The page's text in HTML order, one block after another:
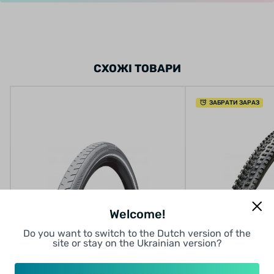
викликаного додатковою рушійною силою.
СХОЖІ ТОВАРИ
Покришки для велосипеда
ПОКРИШКА CONTINENTAL
RIDE CLASSIC 28" | 700 X 42C
ЗАБРАТИ ЗАРАЗ
Покришки для
ПОКРИШКА
LONGUS/
Welcome!
Do you want to switch to the Dutch version of the
site or stay on the Ukrainian version?